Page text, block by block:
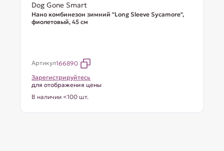
Dog Gone Smart
Нано комбинезон зимний "Long Sleeve Sycamore",
фиолетовый, 45 см
Артикул166890
Зарегистрируйтесь
для отображения цены
В наличии <100 шт.